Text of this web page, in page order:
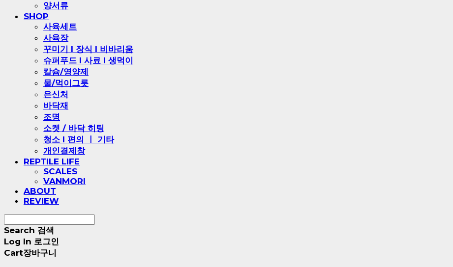
양서류
SHOP
사육세트
사육장
꾸미기 l 장식 l 비바리움
슈퍼푸드 l 사료 l 생먹이
칼슘/영양제
물/먹이그릇
은신처
바닥재
조명
소켓 / 바닥 히팅
청소 l 편의 ㅣ 기타
개인결제창
REPTILE LIFE
SCALES
VANMORI
ABOUT
REVIEW
Search 검색
Log In 로그인
Cart장바구니